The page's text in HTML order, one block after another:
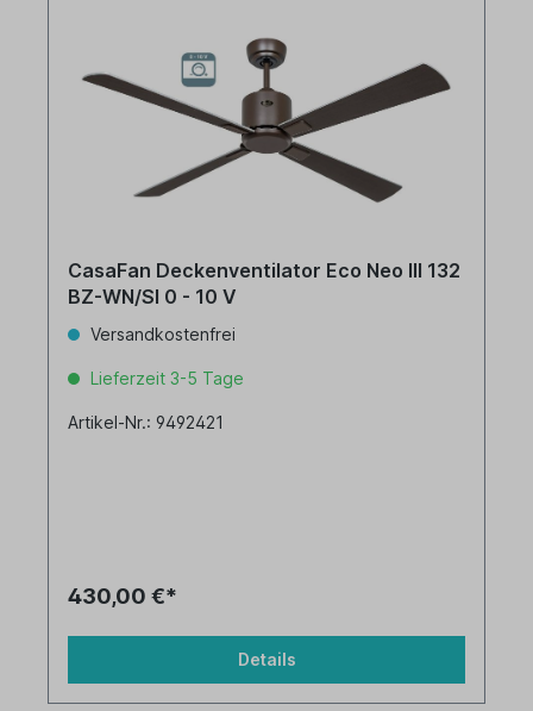
CasaFan Deckenventilator Eco Neo III 132
BZ-WN/SI 0 - 10 V
Versandkostenfrei
Lieferzeit 3-5 Tage
Artikel-Nr.: 9492421
430,00 €*
Details